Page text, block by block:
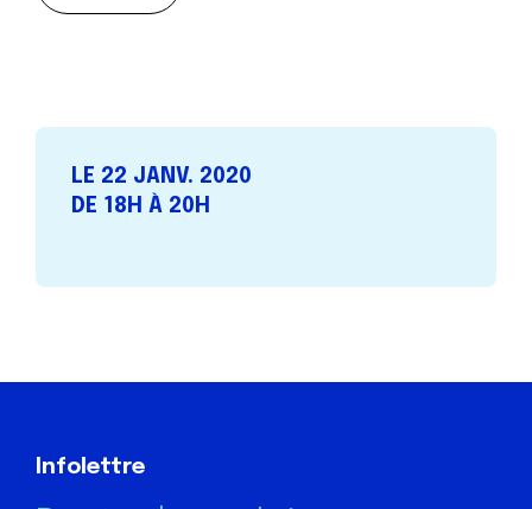
LE 22 JANV. 2020
DE 18H À 20H
Infolettre